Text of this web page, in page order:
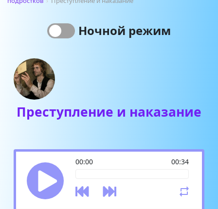
Ночной режим
Преступление и наказание
00:00 00:34